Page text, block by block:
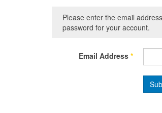
Please enter the email
password for your account.
Email Address *